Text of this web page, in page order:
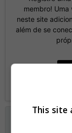
membro!
neste site
além de se
Anunciando os
Visitante, agora
This site